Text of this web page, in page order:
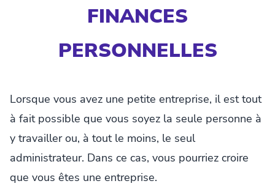
FINANCES
PERSONNELLES
Lorsque vous avez une petite entreprise, il est tout
à fait possible que vous soyez la seule personne à
y travailler ou, à tout le moins, le seul
administrateur. Dans ce cas, vous pourriez croire
que vous êtes une entreprise.